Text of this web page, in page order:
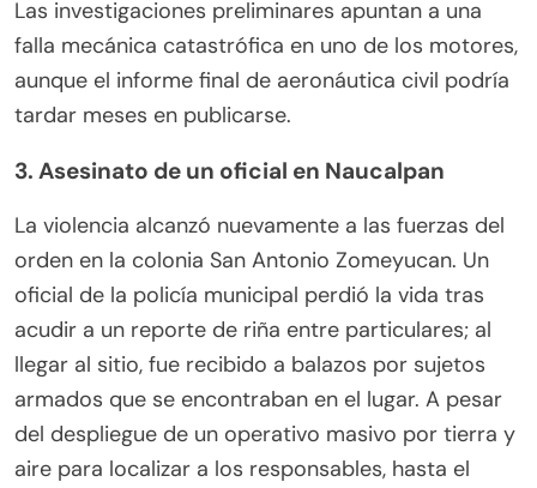
Las investigaciones preliminares apuntan a una
falla mecánica catastrófica en uno de los motores,
aunque el informe final de aeronáutica civil podría
tardar meses en publicarse.
3. Asesinato de un oficial en Naucalpan
La violencia alcanzó nuevamente a las fuerzas del
orden en la colonia San Antonio Zomeyucan. Un
oficial de la policía municipal perdió la vida tras
acudir a un reporte de riña entre particulares; al
llegar al sitio, fue recibido a balazos por sujetos
armados que se encontraban en el lugar. A pesar
del despliegue de un operativo masivo por tierra y
aire para localizar a los responsables, hasta el